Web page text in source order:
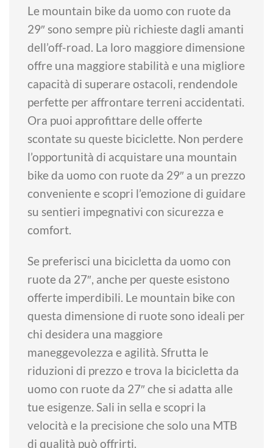
Le mountain bike da uomo con ruote da
29″ sono sempre più richieste dagli amanti
dell’off-road. La loro maggiore dimensione
offre una maggiore stabilità e una migliore
capacità di superare ostacoli, rendendole
perfette per affrontare terreni accidentati.
Ora puoi approfittare delle offerte
scontate su queste biciclette. Non perdere
l’opportunità di acquistare una mountain
bike da uomo con ruote da 29″ a un prezzo
conveniente e scopri l’emozione di guidare
su sentieri impegnativi con sicurezza e
comfort.
Se preferisci una bicicletta da uomo con
ruote da 27″, anche per queste esistono
offerte imperdibili. Le mountain bike con
questa dimensione di ruote sono ideali per
chi desidera una maggiore
maneggevolezza e agilità. Sfrutta le
riduzioni di prezzo e trova la bicicletta da
uomo con ruote da 27″ che si adatta alle
tue esigenze. Sali in sella e scopri la
velocità e la precisione che solo una MTB
di qualità può offrirti.